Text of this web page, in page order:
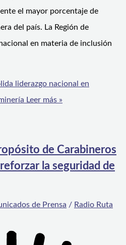
el mayor porcentaje de
del país. La Región de
en materia de inclusión
liderazgo nacional en
Leer más »
de Carabineros
la seguridad de
de Prensa / Radio Ruta